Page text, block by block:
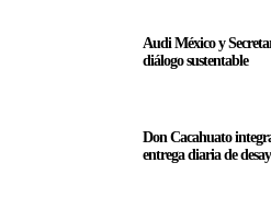
Audi México y
diálogo sustentable
Don Cacahuato
entrega diaria de